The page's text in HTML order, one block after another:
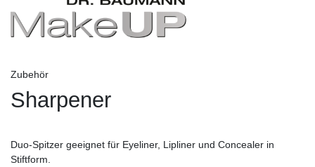
Zubehör
Sharpener
Duo-Spitzer geeignet für Eyeliner, Lipliner und Concealer in
Stiftform.